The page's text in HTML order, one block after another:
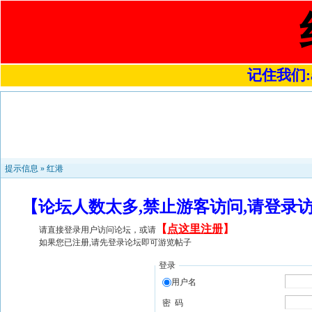
记住我们
提示信息 » 红港
【论坛人数太多,禁止游客访问,请登
请直接登录用户访问论坛，或请 【 点这里注册】
如果您已注册,请先登录论坛即可游览帖子
登录
用户名
密 码